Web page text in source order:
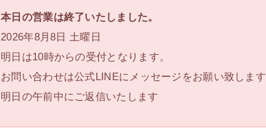
本日の営業は終了いたしました。
2026年8月8日 土曜日
明日は10時からの受付となります。
お問い合わせは公式LINEにメッセージをお願い致します
明日の午前中にご返信いたします